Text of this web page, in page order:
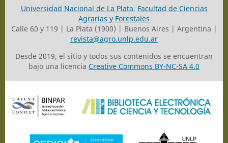
Universidad Nacional de La Plata, Facultad de Ciencias
Agrarias y Forestales
Calle 60 y 119 | La Plata (1900) | Buenos Aires | Argentina |
revista@agro.unlp.edu.ar
Desde 2019, el sitio y todos sus contenidos se encuentran
bajo una licencia Creative Commons BY-NC-SA 4.0